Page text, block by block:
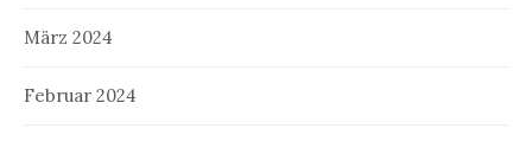
März 2024
Februar 2024